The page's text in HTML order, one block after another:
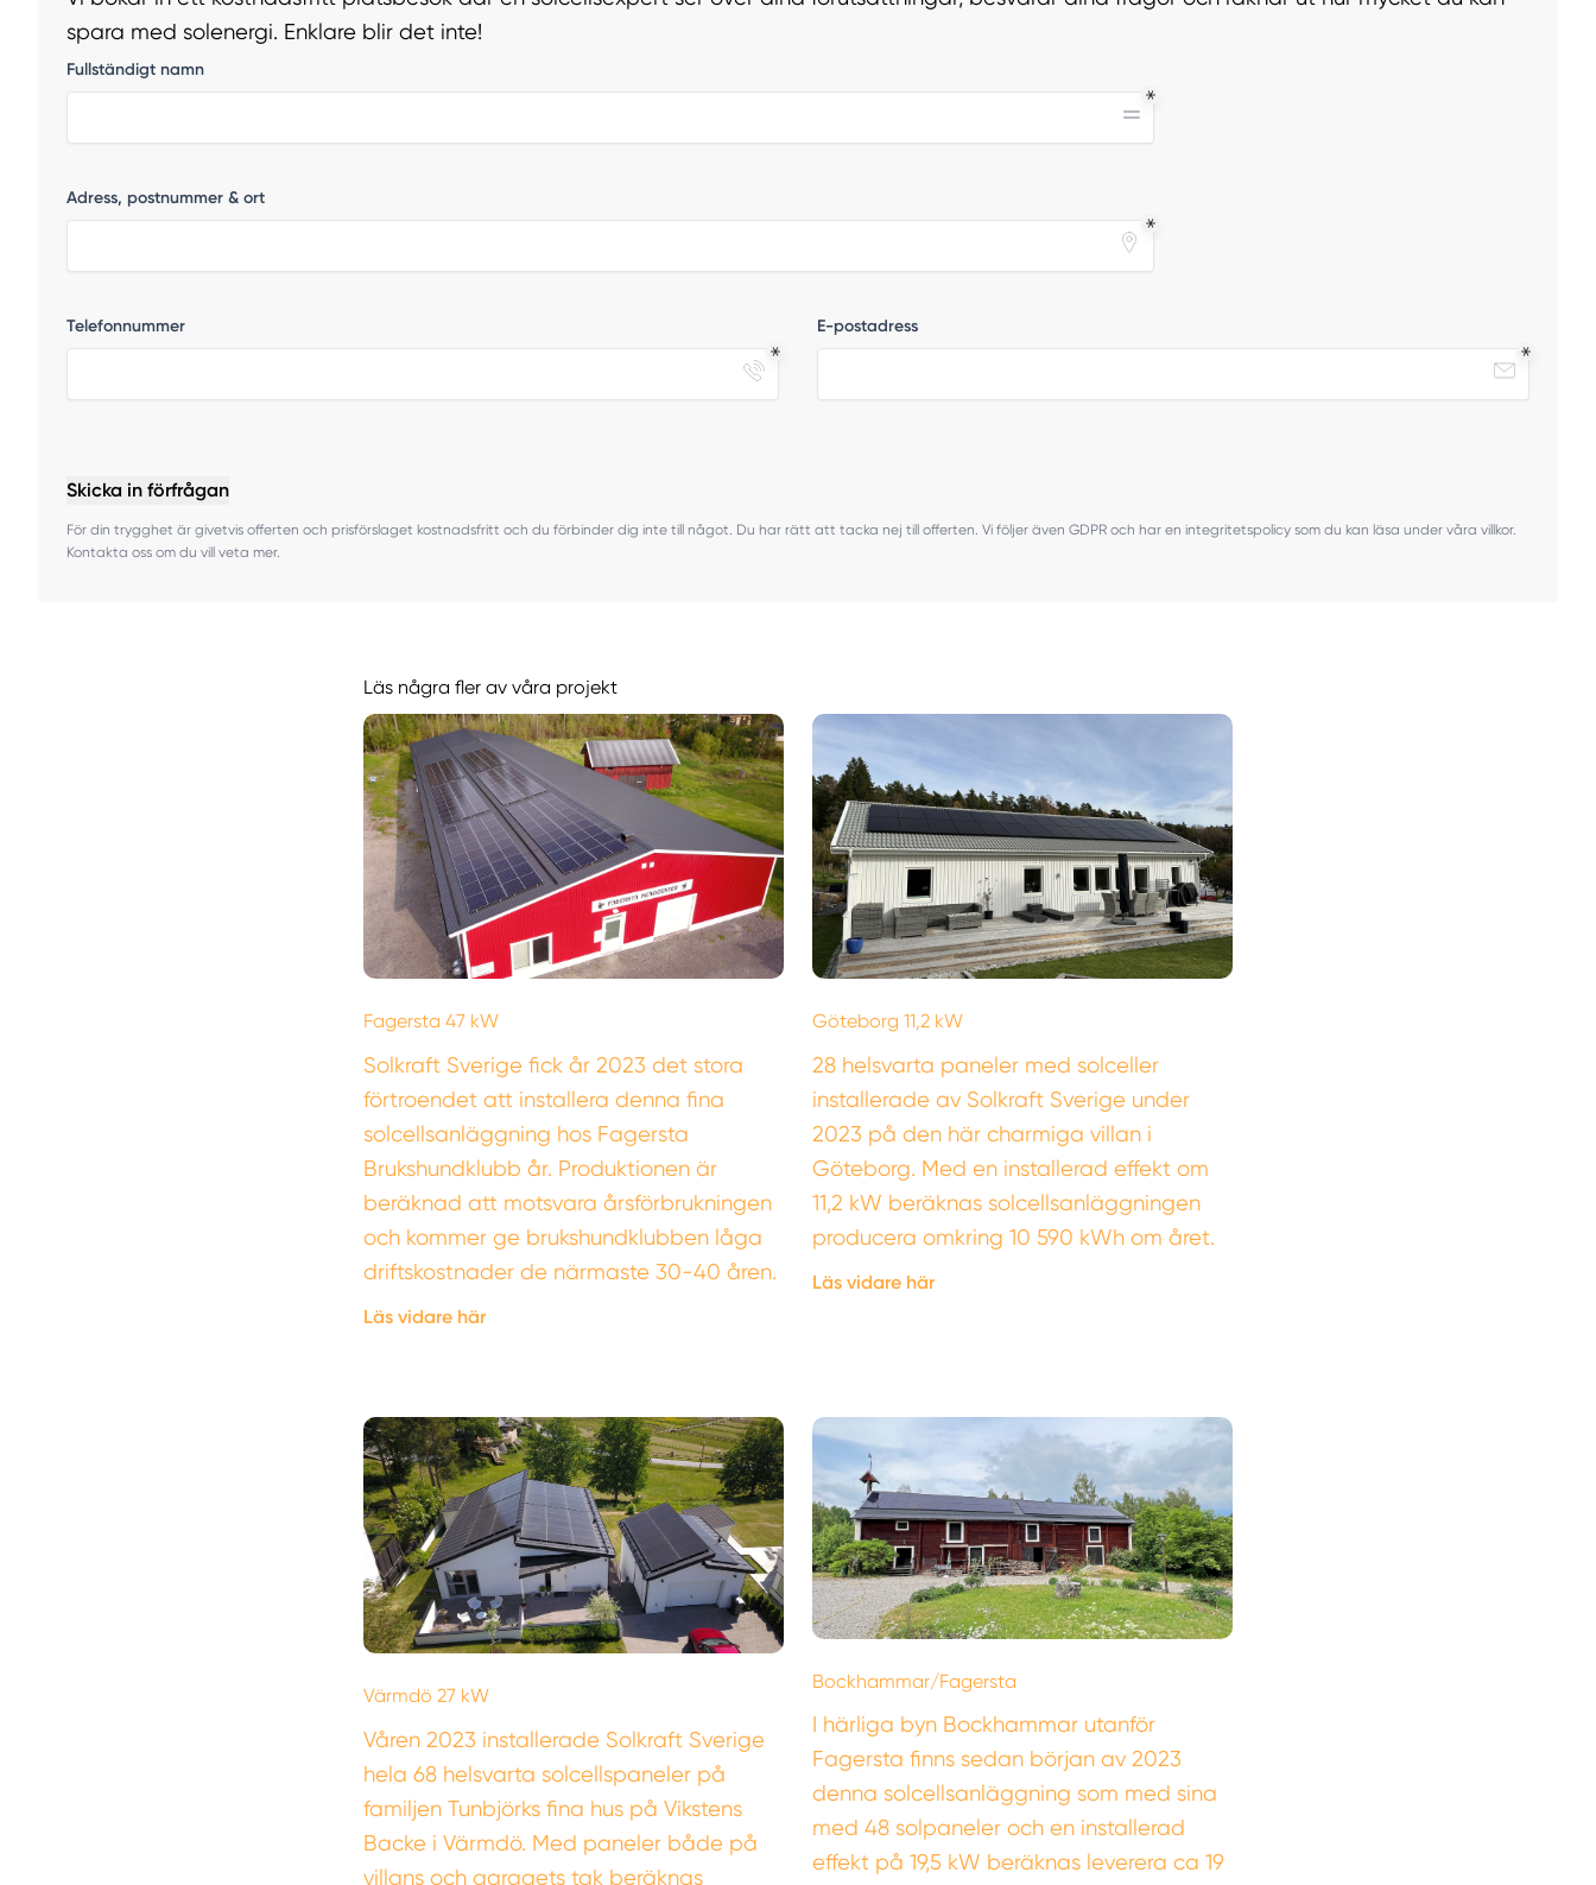
spara med solenergi. Enklare blir det inte!
Fullständigt namn
Adress, postnummer & ort
Telefonnummer E-postadress
Skicka in förfrågan
För din trygghet är givetvis offerten och prisförslaget kostnadsfritt och du förbinder dig inte till något. Du har rätt att tacka nej till offerten. Vi följer även GDPR och har en integritetspolicy som du kan läsa under våra villkor.
Kontakta oss om du vill veta mer.
Läs några fler av våra projekt
Fagersta 47 kW
Solkraft Sverige fick år 2023 det stora
förtroendet att installera denna fina
solcellsanläggning hos Fagersta
Brukshundklubb år. Produktionen är
beräknad att motsvara årsförbrukningen
och kommer ge brukshundklubben låga
driftskostnader de närmaste 30-40 åren.
Läs vidare här
Göteborg 11,2 kW
28 helsvarta paneler med solceller
installerade av Solkraft Sverige under
2023 på den här charmiga villan i
Göteborg. Med en installerad effekt om
11,2 kW beräknas solcellsanläggningen
producera omkring 10 590 kWh om året.
Läs vidare här
Värmdö 27 kW
Våren 2023 installerade Solkraft Sverige
hela 68 helsvarta solcellspaneler på
familjen Tunbjörks fina hus på Vikstens
Backe i Värmdö. Med paneler både på
villans och garagets tak beräknas
Bockhammar/Fagersta
I härliga byn Bockhammar utanför
Fagersta finns sedan början av 2023
denna solcellsanläggning som med sina
med 48 solpaneler och en installerad
effekt på 19,5 kW beräknas leverera ca 19